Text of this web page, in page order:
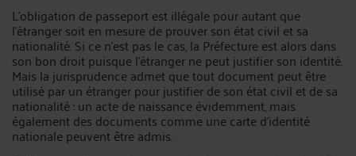
L’obligation de passeport est illégale pour autant que
l’étranger soit en mesure de prouver son état civil et sa
nationalité. Si ce n’est pas le cas, la Préfecture est alors dans
son bon droit puisque l’étranger ne peut justifier son identité.
Mais la jurisprudence admet que tout document peut être
utilisé par un étranger pour justifier de son état civil et de sa
nationalité : un acte de naissance évidemment, mais
également des documents comme une carte d’identité
nationale peuvent être admis.